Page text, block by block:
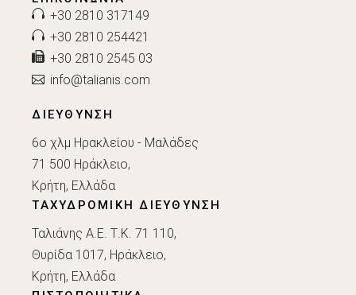
+30 2810 317149
+30 2810 254421
+30 2810 2545 03
info@talianis.com
ΔΙΕΥΘΥΝΣΗ
6ο χλμ Ηρακλείου - Μαλάδες
71 500 Ηράκλειο,
Κρήτη, Ελλάδα
ΤΑΧΥΔΡΟΜΙΚΗ ΔΙΕΥΘΥΝΣΗ
Ταλιάνης Α.Ε. Τ.Κ. 71 110,
Θυρίδα 1017, Ηράκλειο,
Κρήτη, Ελλάδα